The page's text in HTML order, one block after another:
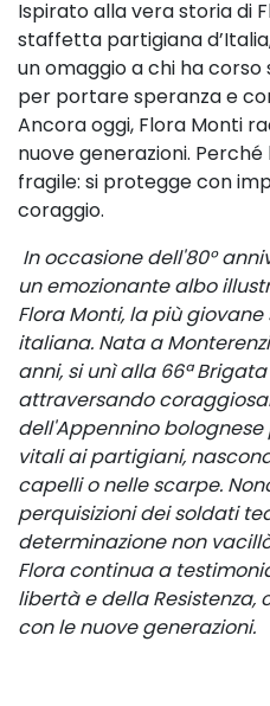
Ispirato alla vera storia di
staffetta partigiana
un omaggio a chi ha
per portare speranza e
Ancora oggi, Flora Monti
nuove generazioni.
fragile: si protegge con
coraggio.
In occasione dell'80°
un emozionante albo
Flora Monti, la più
italiana. Nata a
anni, si unì alla 66ª
attraversando
dell'Appennino
vitali ai partigiani,
capelli o nelle scarpe.
perquisizioni dei soldati
determinazione non
Flora continua a
libertà e della
con le nuove generazioni.